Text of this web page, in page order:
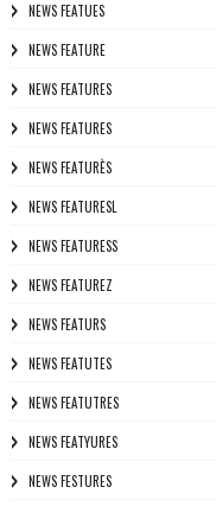
NEWS FEATUES
NEWS FEATURE
NEWS FEATURES
NEWS FEATURES
NEWS FEATURÈS
NEWS FEATURESL
NEWS FEATURESS
NEWS FEATUREZ
NEWS FEATURS
NEWS FEATUTES
NEWS FEATUTRES
NEWS FEATYURES
NEWS FESTURES